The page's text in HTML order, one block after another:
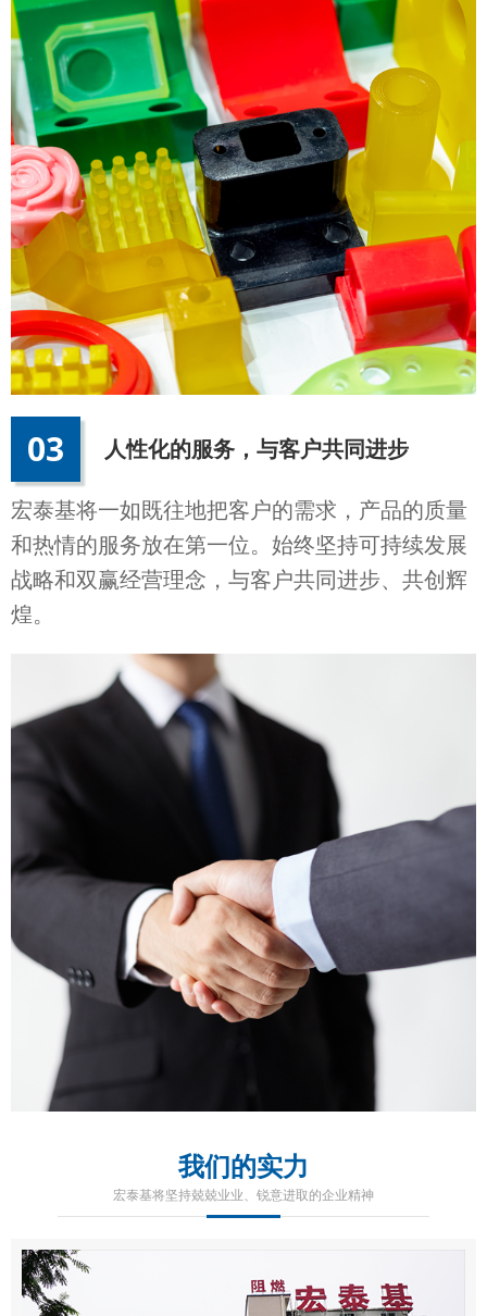
03 人性化的服务，与客户共同进步
宏泰基将一如既往地把客户的需求，产品的质量
和热情的服务放在第一位。始终坚持可持续发展
战略和双赢经营理念，与客户共同进步、共创辉
煌。
我们的实力
宏泰基将坚持兢兢业业、锐意进取的企业精神